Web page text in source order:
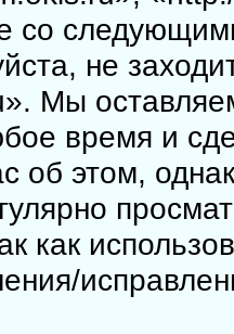
со
не
Мы
время и
об этом,
как